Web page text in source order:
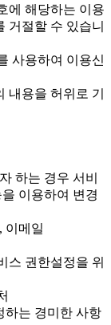
에 해당하는 이용
거절할 수 있습니
사용하여 이용신
내용을 허위로 기
하는 경우 서비
이용하여 변경
이메일
스 권한설정을 위
는 경미한 사항